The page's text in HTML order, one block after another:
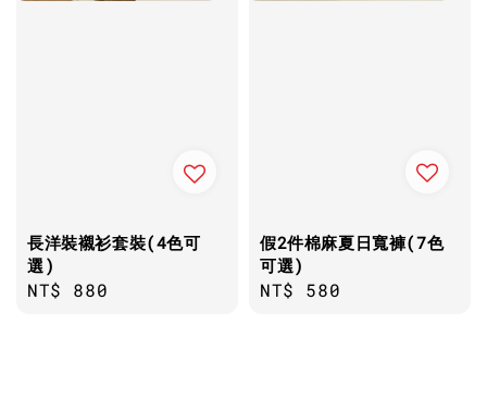
長洋裝襯衫套裝(4色可
選)
Regular
NT$ 880
假2件棉麻夏日寬褲(7色
可選)
Regular
NT$ 580